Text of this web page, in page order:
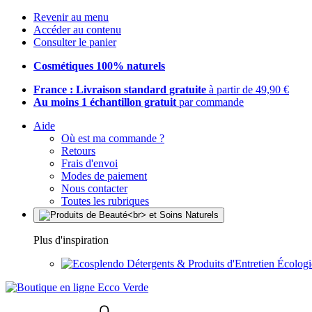
Revenir au menu
Accéder au contenu
Consulter le panier
Cosmétiques 100% naturels
France : Livraison standard gratuite à partir de 49,90 €
Au moins 1 échantillon gratuit par commande
Aide
Où est ma commande ?
Retours
Frais d'envoi
Modes de paiement
Nous contacter
Toutes les rubriques
Plus d'inspiration
Détergents & Produits d'Entretien